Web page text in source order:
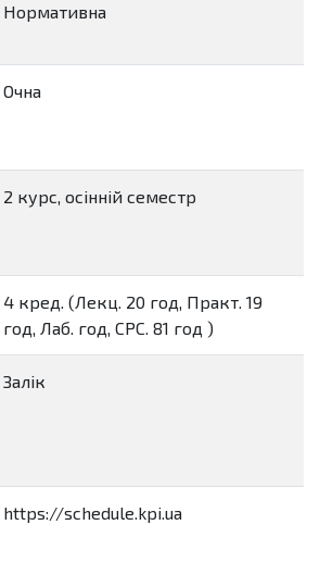
Нормативна
Очна
2 курс, осінній семестр
4 кред. (Лекц. 20 год, Практ. 19
год, Лаб. год, СРС. 81 год )
Залік
https://schedule.kpi.ua